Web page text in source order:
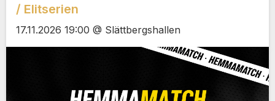
/ Elitserien
17.11.2026 19:00 @ Slättbergshallen